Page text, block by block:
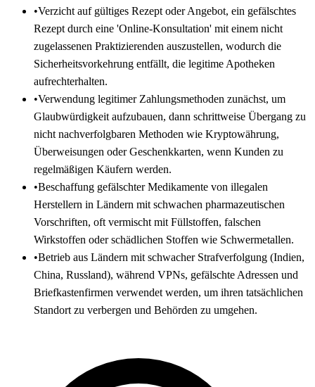
•Verzicht auf gültiges Rezept oder Angebot, ein gefälschtes
Rezept durch eine 'Online-Konsultation' mit einem nicht
zugelassenen Praktizierenden auszustellen, wodurch die
Sicherheitsvorkehrung entfällt, die legitime Apotheken
aufrechterhalten.
•Verwendung legitimer Zahlungsmethoden zunächst, um
Glaubwürdigkeit aufzubauen, dann schrittweise Übergang zu
nicht nachverfolgbaren Methoden wie Kryptowährung,
Überweisungen oder Geschenkkarten, wenn Kunden zu
regelmäßigen Käufern werden.
•Beschaffung gefälschter Medikamente von illegalen
Herstellern in Ländern mit schwachen pharmazeutischen
Vorschriften, oft vermischt mit Füllstoffen, falschen
Wirkstoffen oder schädlichen Stoffen wie Schwermetallen.
•Betrieb aus Ländern mit schwacher Strafverfolgung (Indien,
China, Russland), während VPNs, gefälschte Adressen und
Briefkastenfirmen verwendet werden, um ihren tatsächlichen
Standort zu verbergen und Behörden zu umgehen.